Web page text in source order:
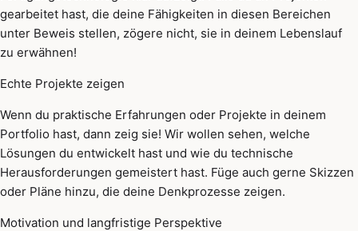
gearbeitet hast, die deine Fähigkeiten in diesen Bereichen
unter Beweis stellen, zögere nicht, sie in deinem Lebenslauf
zu erwähnen!
Echte Projekte zeigen
Wenn du praktische Erfahrungen oder Projekte in deinem
Portfolio hast, dann zeig sie! Wir wollen sehen, welche
Lösungen du entwickelt hast und wie du technische
Herausforderungen gemeistert hast. Füge auch gerne Skizzen
oder Pläne hinzu, die deine Denkprozesse zeigen.
Motivation und langfristige Perspektive